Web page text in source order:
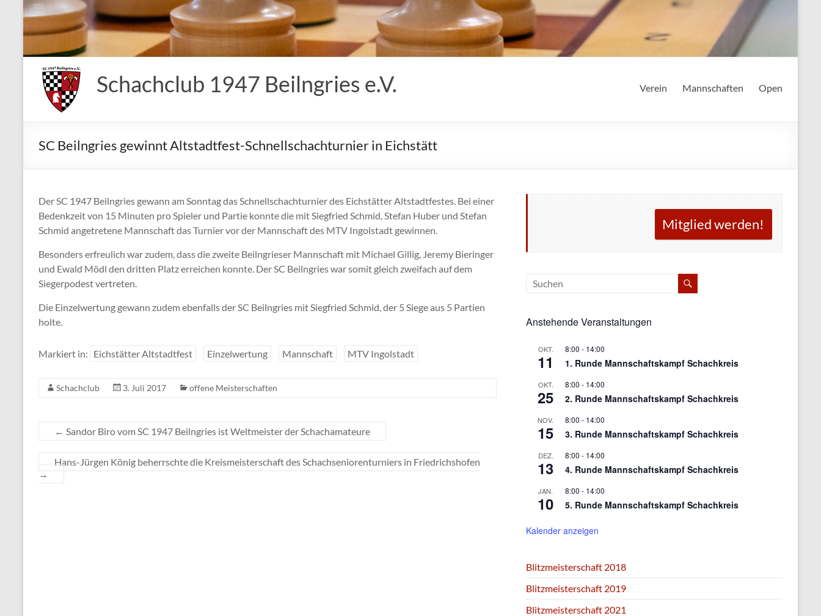
Schachclub 1947 Beilngries e.V. Verein Mannschaften Open
SC Beilngries gewinnt Altstadtfest-Schnellschachturnier in Eichstätt
Der SC 1947 Beilngries gewann am Sonntag das Schnellschachturnier des Eichstätter Altstadtfestes. Bei einer
Bedenkzeit von 15 Minuten pro Spieler und Partie konnte die mit Siegfried Schmid, Stefan Huber und Stefan
Schmid angetretene Mannschaft das Turnier vor der Mannschaft des MTV Ingolstadt gewinnen.
Besonders erfreulich war zudem, dass die zweite Beilngrieser Mannschaft mit Michael Gillig, Jeremy Bieringer
und Ewald Mödl den dritten Platz erreichen konnte. Der SC Beilngries war somit gleich zweifach auf dem
Siegerpodest vertreten.
Die Einzelwertung gewann zudem ebenfalls der SC Beilngries mit Siegfried Schmid, der 5 Siege aus 5 Partien
holte.
Markiert in: Eichstätter Altstadtfest Einzelwertung Mannschaft MTV Ingolstadt
Schachclub 3. Juli 2017 offene Meisterschaften
← Sandor Biro vom SC 1947 Beilngries ist Weltmeister der Schachamateure
Hans-Jürgen König beherrschte die Kreismeisterschaft des Schachseniorenturniers in Friedrichshofen
→
Mitglied werden!
Anstehende Veranstaltungen
OKT.
11
8:00 - 14:00
1. Runde Mannschaftskampf Schachkreis
OKT.
25
8:00 - 14:00
2. Runde Mannschaftskampf Schachkreis
NOV.
15
8:00 - 14:00
3. Runde Mannschaftskampf Schachkreis
DEZ.
13
8:00 - 14:00
4. Runde Mannschaftskampf Schachkreis
JAN.
10
8:00 - 14:00
5. Runde Mannschaftskampf Schachkreis
Kalender anzeigen
Blitzmeisterschaft 2018
Blitzmeisterschaft 2019
Blitzmeisterschaft 2021